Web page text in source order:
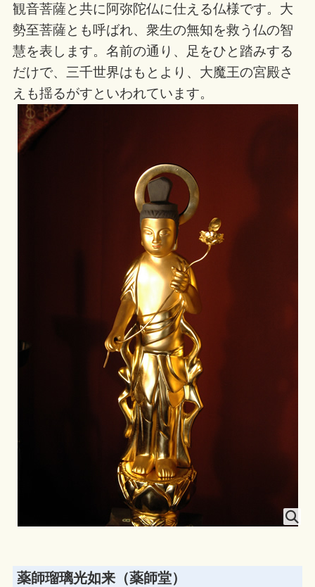
観音菩薩と共に阿弥陀仏に仕える仏様です。大
勢至菩薩とも呼ばれ、衆生の無知を救う仏の智
慧を表します。名前の通り、足をひと踏みする
だけで、三千世界はもとより、大魔王の宮殿さ
えも揺るがすといわれています。
薬師瑠璃光如来（薬師堂）